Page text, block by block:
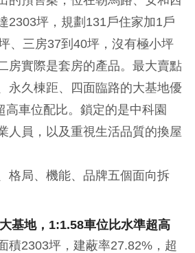
2303坪，規劃131戶住家加1戶
、三房37到40坪，沒有極小坪
房實際是套房的產品。最大賣點
永久棟距、四面臨路的大基地優
高車位配比。鎖定的是中科園
人員，以及重視生活品質的換屋
格局、機能、品牌五個面向拆
基地，1:1.58車位比水準超高
積2303坪，建蔽率27.82%，超